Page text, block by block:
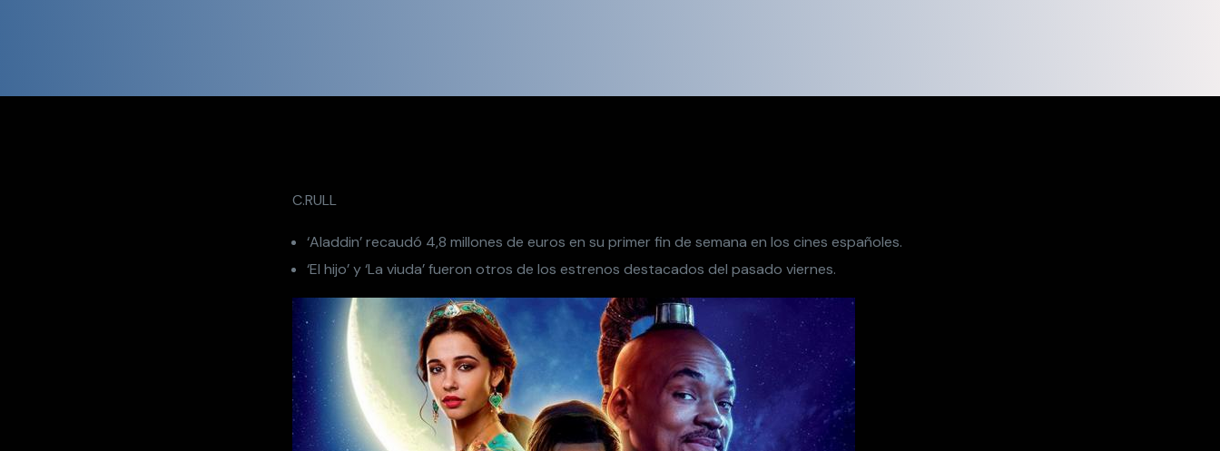
C.RULL
‘Aladdin’ recaudó 4,8 millones de euros en su primer fin de semana en los cines españoles.
‘El hijo’ y ‘La viuda’ fueron otros de los estrenos destacados del pasado viernes.